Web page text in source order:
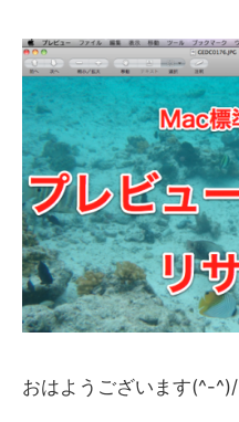
おはようございます(^-^)/